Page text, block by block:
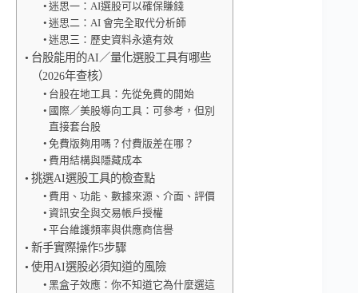
迷思一：AI選股可以確保賺錢
迷思二：AI 會完全取代分析師
迷思三：歷史資料永遠有效
台股能用的AI／量化選股工具有哪些
（2026年查核）
台股在地工具：先從免費的開始
國際／美股導向工具：可參考，但別
直接套台股
免費版夠用嗎？付費版差在哪？
費用結構與隱藏成本
挑選AI選股工具的檢查點
費用、功能、數據來源、介面、評價
資訊安全與交易帳戶授權
平台維護頻率與供應商信譽
新手實際操作5步驟
使用AI選股必須知道的風險
黑盒子效應：你不知道它為什麼選這